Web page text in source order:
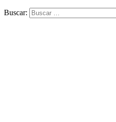
Buscar: